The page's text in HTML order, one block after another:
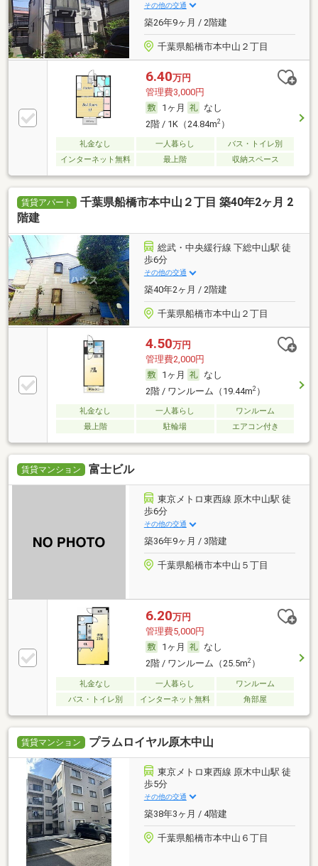
その他の交通
築26年9ヶ月 / 2階建
千葉県船橋市本中山２丁目
6.40万円
管理費3,000円
1ヶ月
なし
2階 / 1K（24.84m2）
礼金なし 一人暮らし
バス・トイレ別
インターネット無料
最上階 収納スペース
賃貸アパート
千葉県船橋市本中山２丁目 築40年2ヶ月 2
階建
総武・中央緩行線 下総中山駅 徒
歩6分
その他の交通
築40年2ヶ月 / 2階建
千葉県船橋市本中山２丁目
4.50万円
管理費2,000円
1ヶ月
なし
2階 / ワンルーム（19.44m2）
礼金なし 一人暮らし
ワンルーム
最上階
駐輪場 エアコン付き
賃貸マンション 富士ビル
東京メトロ東西線 原木中山駅 徒
歩6分
その他の交通
築36年9ヶ月 / 3階建
千葉県船橋市本中山５丁目
6.20万円
管理費5,000円
1ヶ月
なし
2階 / ワンルーム（25.5m2）
礼金なし 一人暮らし
ワンルーム
バス・トイレ別
インターネット無料 角部屋
賃貸マンション プラムロイヤル原木中山
東京メトロ東西線 原木中山駅 徒
歩5分
その他の交通
築38年3ヶ月 / 4階建
千葉県船橋市本中山６丁目